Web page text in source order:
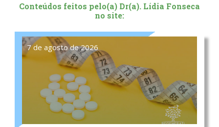
Conteúdos feitos pelo(a) Dr(a). Lídia Fonseca
no site:
7 de agosto de 2026